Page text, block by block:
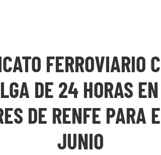
FERROVIARIO
DE 24 HORAS
DE RENFE PARA
JUNIO